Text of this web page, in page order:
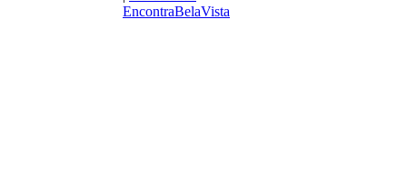
EncontraBelaVista